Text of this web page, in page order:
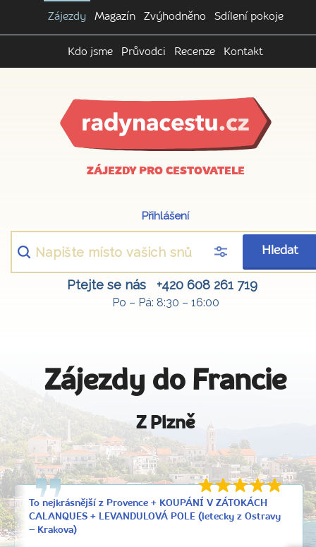
Zájezdy Magazín Zvýhodněno Sdílení pokoje
Kdo jsme Průvodci Recenze Kontakt
ZÁJEZDY PRO CESTOVATELE
Přihlášení
Hledat
Ptejte se nás +420 608 261 719
Po – Pá: 8:30 – 16:00
Zájezdy do Francie
Z Plzně
To nejkrásnější z Provence + KOUPÁNÍ V ZÁTOKÁCH
CALANQUES + LEVANDULOVÁ POLE (letecky z Ostravy
– Krakova)